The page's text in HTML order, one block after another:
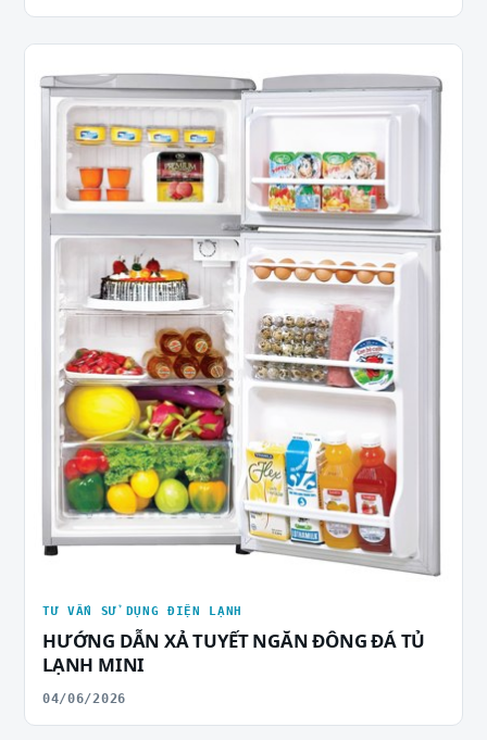
TƯ VẤN SỬ DỤNG ĐIỆN LẠNH
HƯỚNG DẪN XẢ TUYẾT NGĂN ĐÔNG ĐÁ TỦ
LẠNH MINI
04/06/2026